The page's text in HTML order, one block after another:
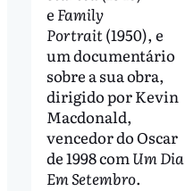
e Family
Portrait(1950), e
um documentário
sobre a sua obra,
dirigido por Kevin
Macdonald,
vencedor do Oscar
de 1998 comUm Dia
Em Setembro.